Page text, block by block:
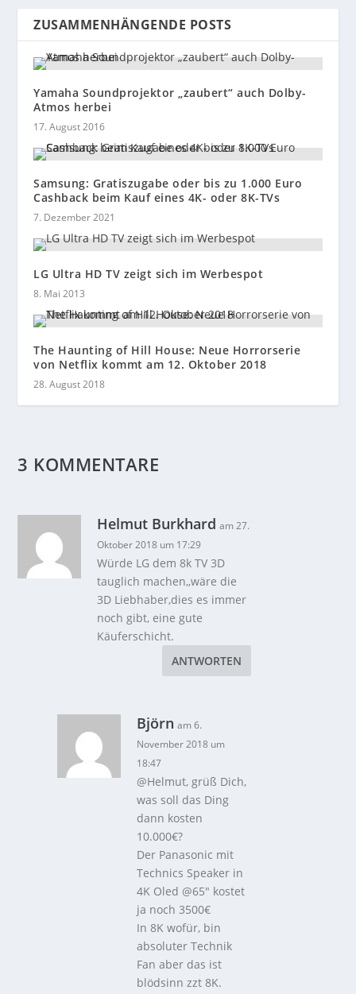
ZUSAMMENHÄNGENDE POSTS
Yamaha Soundprojektor „zaubert“ auch Dolby-
Atmos herbei
17. August 2016
Samsung: Gratiszugabe oder bis zu 1.000 Euro
Cashback beim Kauf eines 4K- oder 8K-TVs
7. Dezember 2021
LG Ultra HD TV zeigt sich im Werbespot
8. Mai 2013
The Haunting of Hill House: Neue Horrorserie
von Netflix kommt am 12. Oktober 2018
28. August 2018
3 KOMMENTARE
Helmut Burkhard am 27.
Oktober 2018 um 17:29
Würde LG dem 8k TV 3D
tauglich machen,,wäre die
3D Liebhaber,dies es immer
noch gibt, eine gute
Käuferschicht.
ANTWORTEN
Björn am 6.
November 2018 um
18:47
@Helmut, grüß Dich,
was soll das Ding
dann kosten
10.000€?
Der Panasonic mit
Technics Speaker in
4K Oled @65″ kostet
ja noch 3500€
In 8K wofür, bin
absoluter Technik
Fan aber das ist
blödsinn zzt 8K.